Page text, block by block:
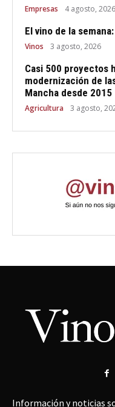
Empresas 4 agosto, 2026
El vino de la
Vinos 3 agosto, 2026
Casi 500 proyectos
modernización de
Mancha desde 2015
Agricultura 3 agosto,
Información y noticias